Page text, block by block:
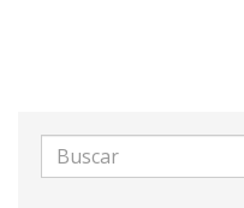
Formulario
de